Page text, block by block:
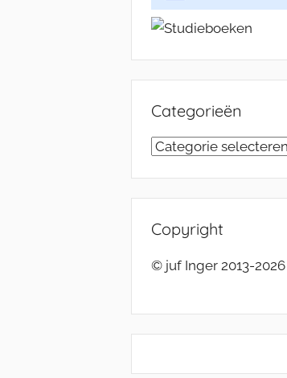
Categorieën
Categorieën
Copyright
© juf Inger 2013-2026